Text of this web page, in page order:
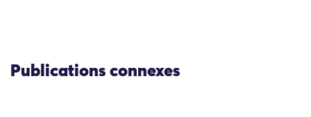
Publications connexes